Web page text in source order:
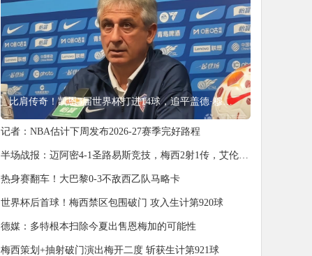
比肩传奇！凯恩3届世界杯打进14球，追平盖德·穆勒并排前史第5
记者：NBA估计下周发布2026-27赛季完好路程
半场战报：迈阿密4-1圣路易斯竞技，梅西2射1传，艾伦3
热身赛翻车！大巴黎0-3不敌西乙队马略卡
世界杯后首球！梅西禁区包围破门 攻入生计第920球
德媒：多特根本扫除今夏出售恩梅加的可能性
梅西策划+抽射破门演出梅开二度 斩获生计第921球